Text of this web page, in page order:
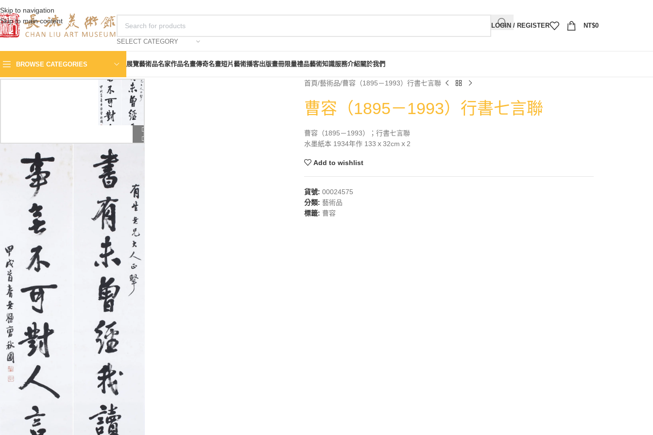
Skip to navigation
Skip to main content
SELECT CATEGORY
LOGIN / REGISTER NT$0
BROWSE CATEGORIES 展覽藝術品名家作品名畫傳奇名畫短片藝術播客出版畫冊限量禮品藝術知識服務介紹關於我們
首頁 藝術品 曹容（1895－1993）行書七言聯
曹容（1895－1993）行書七言聯
曹容（1895－1993）；行書七言聯
水墨紙本 1934年作 133ｘ32cmｘ2
Add to wishlist
貨號: 00024575
分類: 藝術品
標籤: 曹容